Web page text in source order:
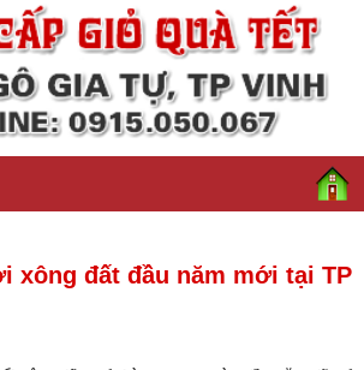
xông đất đầu năm mới tại TP